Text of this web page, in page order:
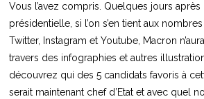
Vous l’avez compris. Quelques jours après
présidentielle, si l’on s’en tient aux
Twitter, Instagram et Youtube, Macron
travers des infographies et autres
découvrez qui des 5 candidats favoris à
serait maintenant chef d’Etat et avec quel